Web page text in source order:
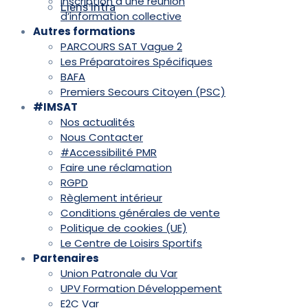
Liens Intra
d’information collective
Autres formations
PARCOURS SAT Vague 2
Les Préparatoires Spécifiques
BAFA
Premiers Secours Citoyen (PSC)
#IMSAT
Nos actualités
Nous Contacter
#Accessibilité PMR
Faire une réclamation
RGPD
Règlement intérieur
Conditions générales de vente
Politique de cookies (UE)
Le Centre de Loisirs Sportifs
Partenaires
Union Patronale du Var
UPV Formation Développement
E2C Var